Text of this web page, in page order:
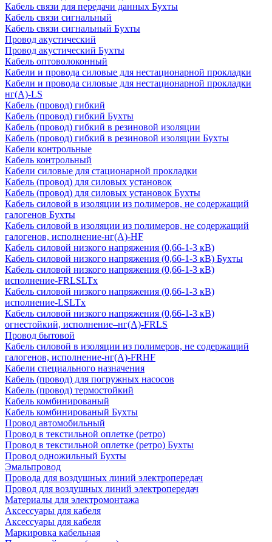
Кабель связи для передачи данных Бухты
Кабель связи сигнальный
Кабель связи сигнальный Бухты
Провод акустический
Провод акустический Бухты
Кабель оптоволоконный
Кабели и провода силовые для нестационарной прокладки
Кабели и провода силовые для нестационарной прокладки
нг(А)-LS
Кабель (провод) гибкий
Кабель (провод) гибкий Бухты
Кабель (провод) гибкий в резиновой изоляции
Кабель (провод) гибкий в резиновой изоляции Бухты
Кабели контрольные
Кабель контрольный
Кабели силовые для стационарной прокладки
Кабель (провод) для силовых установок
Кабель (провод) для силовых установок Бухты
Кабель силовой в изоляции из полимеров, не содержащий
галогенов Бухты
Кабель силовой в изоляции из полимеров, не содержащий
галогенов, исполнение-нг(А)-HF
Кабель силовой низкого напряжения (0,66-1-3 кВ)
Кабель силовой низкого напряжения (0,66-1-3 кВ) Бухты
Кабель силовой низкого напряжения (0,66-1-3 кВ)
исполнение-FRLSLTx
Кабель силовой низкого напряжения (0,66-1-3 кВ)
исполнение-LSLTx
Кабель силовой низкого напряжения (0,66-1-3 кВ)
огнестойкий, исполнение–нг(А)-FRLS
Провод бытовой
Кабель силовой в изоляции из полимеров, не содержащий
галогенов, исполнение-нг(А)-FRHF
Кабели специального назначения
Кабель (провод) для погружных насосов
Кабель (провод) термостойкий
Кабель комбинированый
Кабель комбинированый Бухты
Провод автомобильный
Провод в текстильной оплетке (ретро)
Провод в текстильной оплетке (ретро) Бухты
Провод одножильный Бухты
Эмальпровод
Провода для воздушных линий электропередач
Провод для воздушных линий электропередач
Материалы для электромонтажа
Аксессуары для кабеля
Аксессуары для кабеля
Маркировка кабельная